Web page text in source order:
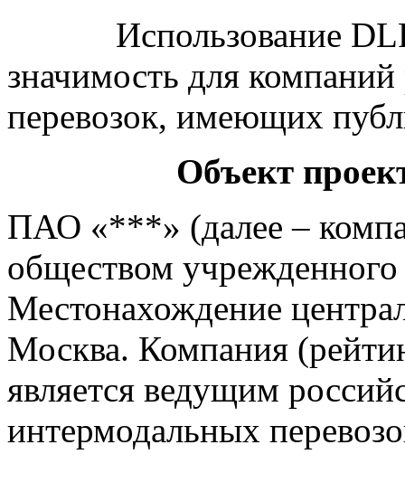
Использование DLP-
значимость для
перевозок, имеющих
Объект
ПАО «***» (далее –
обществом
Местонахождение
Москва. Компания
является ведущим
интермодальных